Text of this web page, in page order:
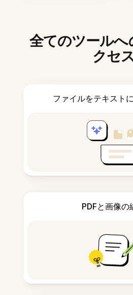
全てのツールへ
クセ
ファイルをテキスト
PDFと画像の